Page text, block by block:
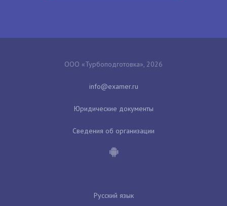
ООО «Турбоподготовка», 2026
Юридические документы
Сведения об организации
Русский язык